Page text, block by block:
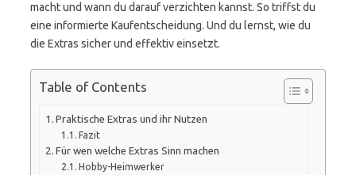
macht und wann du darauf verzichten kannst. So triffst du
eine informierte Kaufentscheidung. Und du lernst, wie du
die Extras sicher und effektiv einsetzt.
Table of Contents
Praktische Extras und ihr Nutzen
Fazit
Für wen welche Extras Sinn machen
Hobby-Heimwerker